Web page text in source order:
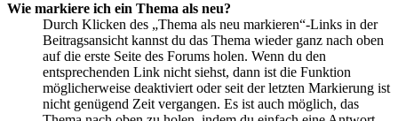
Wie markiere ich ein Thema als neu?
Durch Klicken des „Thema als neu markieren“-Links in der
Beitragsansicht kannst du das Thema wieder ganz nach oben
auf die erste Seite des Forums holen. Wenn du den
entsprechenden Link nicht siehst, dann ist die Funktion
möglicherweise deaktiviert oder seit der letzten Markierung ist
nicht genügend Zeit vergangen. Es ist auch möglich, das